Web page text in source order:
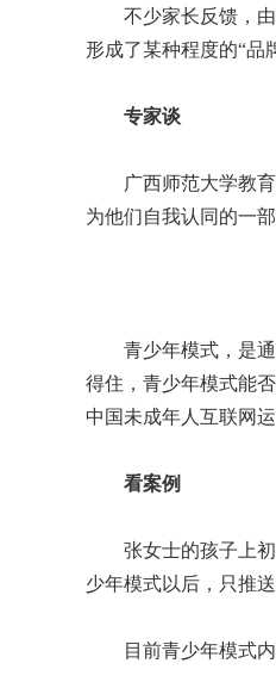
不少家长反馈，由
形成了某种程度的“品
专家谈
广西师范大学教育
为他们自我认同的一
青少年模式，是通
得住，青少年模式能
中国未成年人互联网
看案例
张女士的孩子上初
少年模式以后，只推
目前青少年模式内